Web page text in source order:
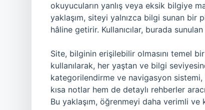
okuyucuların yanlış veya eksik bilgiye
yaklaşım, siteyi yalnızca bilgi sunan bir
hâline getirir. Kullanıcılar, burada
Site, bilginin erişilebilir olmasını temel
kullanılarak, her yaştan ve bilgi
kategorilendirme ve navigasyon sistemi,
kısa notlar hem de detaylı rehberler
Bu yaklaşım, öğrenmeyi daha verimli ve